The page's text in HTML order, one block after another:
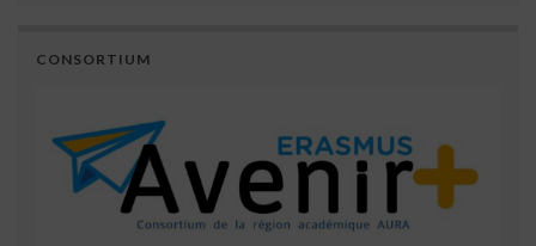
CONSORTIUM